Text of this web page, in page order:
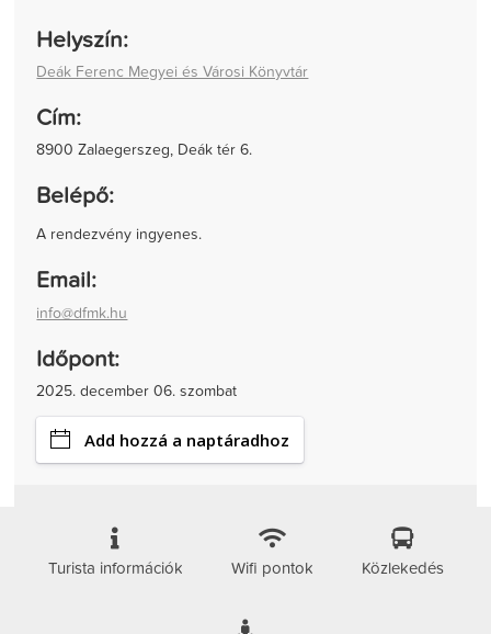
Helyszín:
Deák Ferenc Megyei és Városi Könyvtár
Cím:
8900 Zalaegerszeg, Deák tér 6.
Belépő:
A rendezvény ingyenes.
Email:
info@dfmk.hu
Időpont:
2025. december 06. szombat
Add hozzá a naptáradhoz
Turista információk Wifi pontok Közlekedés